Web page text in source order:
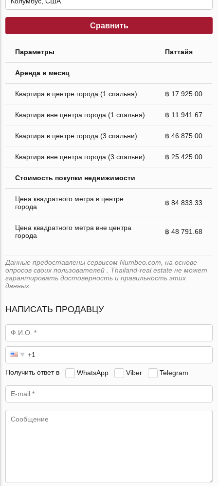
Сравнить
Параметры Паттайя
Аренда в месяц
Квартира в центре города (1 спальня) ฿ 17 925.00
Квартира вне центра города (1 спальня) ฿ 11 941.67
Квартира в центре города (3 спальни) ฿ 46 875.00
Квартира вне центра города (3 спальни) ฿ 25 425.00
Стоимость покупки недвижимости
Цена квадратного метра в центре
города
฿ 84 833.33
Цена квадратного метра вне центра
города
฿ 48 791.68
Данные предоставлены сервисом Numbeo.com, на основе
опросов своих пользователей . Thailand-real.estate не может
гарантировать достоверность и правильность этих
данных.
НАПИСАТЬ ПРОДАВЦУ
Получить ответ в WhatsApp Viber Telegram